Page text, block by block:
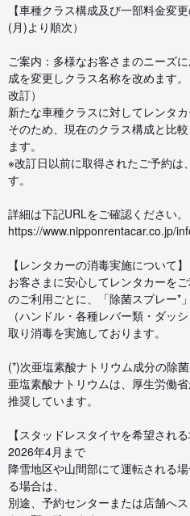
【車種クラス構成及び一部料金変
(月)より順次）
ご案内：多様なお客さまのニーズ
成を変更しクラス名称を改めます
改訂）
新たな車種クラスに対してレンタ
そのため、現在のクラス構成と比
ます。
※改訂日以前に取得されたご予約は
す。
詳細は下記URLをご確認ください。
https://www.nipponrentacar.co.jp/
【レンタカーの消毒実施について】
お客さまに安心してレンタカーを
のご利用ごとに、「除菌スプレー*
（ハンドル・各種レバー類・ダッ
取り消毒を実施しております。
(*)次亜塩素酸ナトリウム成分の除
亜塩素酸ナトリウムは、厚生労働
推奨しています。
【スタッドレスタイヤを希望され
2026年4月まで
降雪地区や山間部にて運転される
る場合は、
別途、予約センターまたは店舗へ